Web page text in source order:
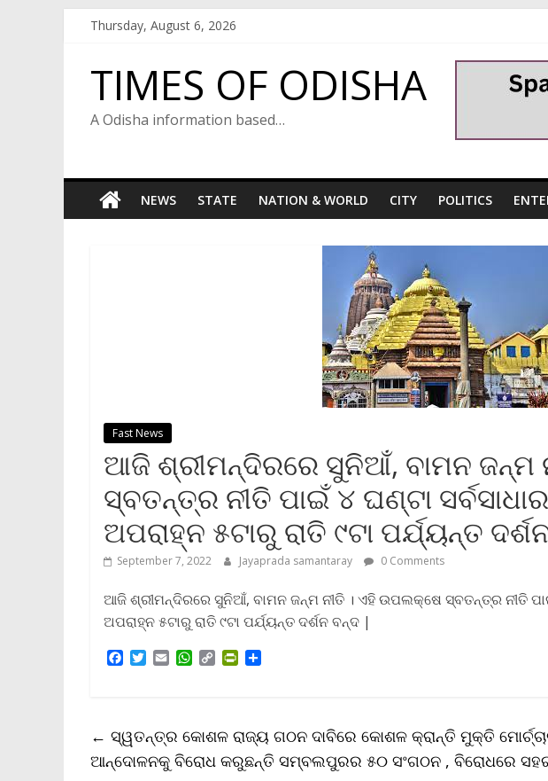
Thursday, August 6, 2026
TIMES OF ODISHA
A Odisha information based…
NEWS STATE NATION & WORLD CITY POLITICS
Fast News
ଆଜି ଶ୍ରୀମନ୍ଦିରରେ ସୁନିଆଁ, ବାମନ ଜନ୍ମ
ସ୍ବତନ୍ତ୍ର ନୀତି ପାଇଁ ୪ ଘଣ୍ଟା
ଅପରାହ୍ନ ୫ଟାରୁ ରାତି ୯ଟା ପର୍ଯ୍ୟନ୍ତ
September 7, 2022 Jayaprada samantaray 0 Comments
ଆଜି ଶ୍ରୀମନ୍ଦିରରେ ସୁନିଆଁ, ବାମନ ଜନ୍ମ ନୀତି । ଏହି ଉପଲକ୍ଷେ ସ୍ବତନ୍ତ୍ର ନୀତି ପାଇଁ
ଅପରାହ୍ନ ୫ଟାରୁ ରାତି ୯ଟା ପର୍ଯ୍ୟନ୍ତ ଦର୍ଶନ ବନ୍ଦ |
o
o
k
T
e
r
E
W
A
p
p
C
i
n
k
P
F
r
i
← ସ୍ୱତନ୍ତ୍ର କୋଶଳ ରାଜ୍ୟ ଗଠନ ଦାବିରେ କୋଶଳ କ୍ରାନ୍ତି ମୁକ୍ତି
ଆନ୍ଦୋଳନକୁ ବିରୋଧ କରୁଛନ୍ତି ସମ୍ବଲପୁରର ୫୦ ସଂଗଠନ , ବିରୋଧରେ